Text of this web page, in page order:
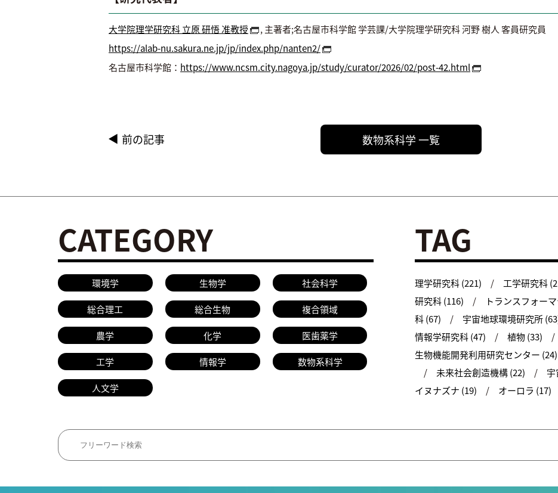
大学院理学研究科 立原 研悟 准教授
, 主著者;名古屋市科学館 学芸課/大学院理学研究科 河野 樹人 客員研究員
https://alab-nu.sakura.ne.jp/jp/index.php/nanten2/
名古屋市科学館： https://www.ncsm.city.nagoya.jp/study/curator/2026/02/post-42.html
前の記事 数物系科学 一覧
CATEGORY
環境学 生物学 社会科学
総合理工 総合生物 複合領域
農学 化学 医歯薬学
工学 情報学 数物系科学
人文学
TAG
理学研究科 (221) 工学研究科
研究科 (116)
トランスフォー
科 (67)
宇宙地球環境研究所
情報学研究科 (47)
植物 (33)
生物機能開発利用研究センター (24)
未来社会創造機構 (22)
宇
イヌナズナ (19)
オーロラ (17)